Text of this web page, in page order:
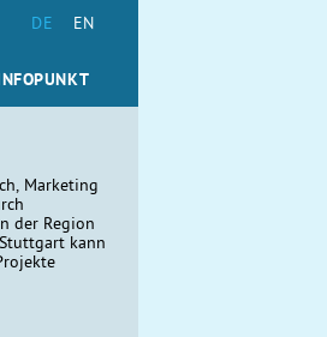
DE EN
Marketing
der Region
kann